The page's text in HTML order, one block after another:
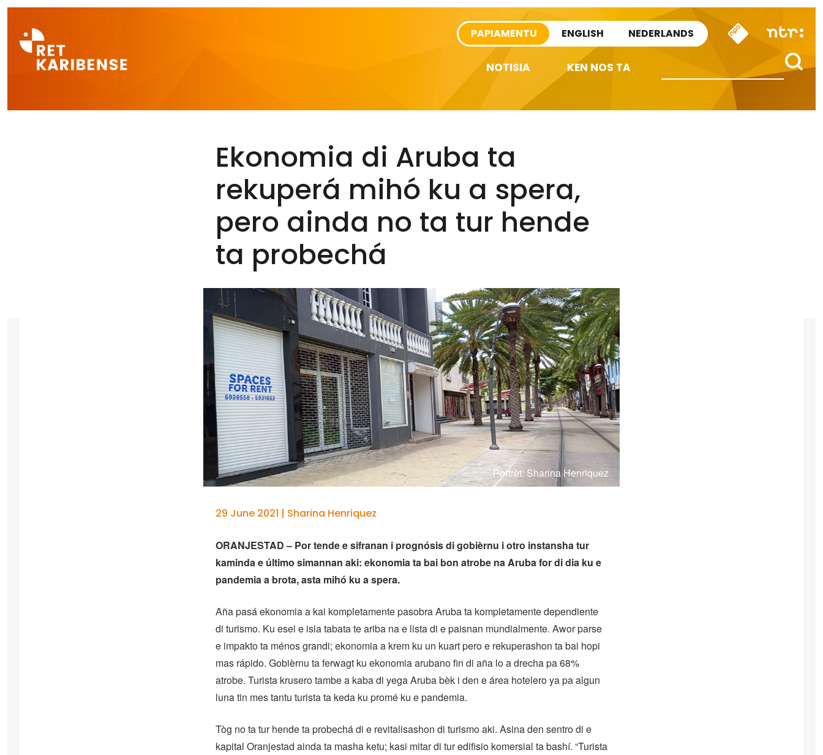
PAPIAMENTU ENGLISH NEDERLANDS
NOTISIA KEN NOS TA
Ekonomia di Aruba ta
rekuperá mihó ku a spera,
pero ainda no ta tur hende
ta probechá
Portrèt: Sharina Henriquez
29 June 2021 | Sharina Henriquez
ORANJESTAD – Por tende e sifranan i prognósis di gobièrnu i otro instansha tur
kaminda e último simannan aki: ekonomia ta bai bon atrobe na Aruba for di dia ku e
pandemia a brota, asta mihó ku a spera.
Aña pasá ekonomia a kai kompletamente pasobra Aruba ta kompletamente dependiente
di turismo. Ku esei e isla tabata te ariba na e lista di e paisnan mundialmente. Awor parse
e impakto ta ménos grandi; ekonomia a krem ku un kuart pero e rekuperashon ta bai hopi
mas rápido. Gobièrnu ta ferwagt ku ekonomia arubano fin di aña lo a drecha pa 68%
atrobe. Turista krusero tambe a kaba di yega Aruba bèk i den e área hotelero ya pa algun
luna tin mes tantu turista ta keda ku promé ku e pandemia.
Tòg no ta tur hende ta probechá di e revitalisashon di turismo aki. Asina den sentro di e
kapital Oranjestad ainda ta masha ketu; kasi mitar di tur edifisio komersial ta bashí. “Turista